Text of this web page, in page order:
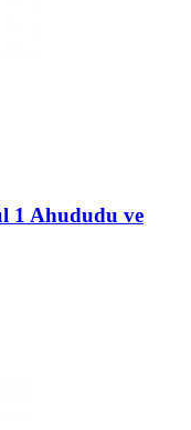
1 Ahududu ve